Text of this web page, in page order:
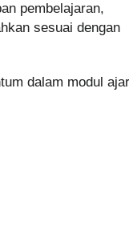
pembelajaran,
sesuai dengan
dalam modul ajar